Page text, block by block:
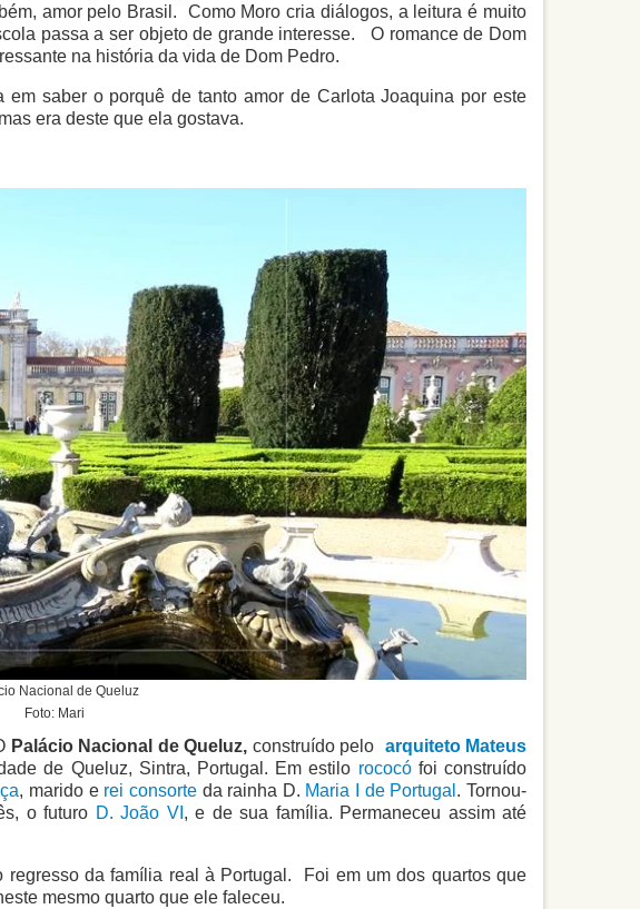
amor pelo Brasil. Como Moro cria diálogos, a leitura é muito
passa a ser objeto de grande interesse. O romance de Dom
na história da vida de Dom Pedro.
saber o porquê de tanto amor de Carlota Joaquina por este
era deste que ela gostava.
Nacional de Queluz
Foto: Mari
Palácio Nacional de Queluz, construído pelo arquiteto Mateus
de Queluz, Sintra, Portugal. Em estilo rococó foi construído
, marido e rei consorteda rainha D. Maria I de Portugal . Tornou-
o futuro D. João VI , e de sua família. Permaneceu assim até
da família real à Portugal. Foi em um dos quartos que
mesmo quarto que ele faleceu.